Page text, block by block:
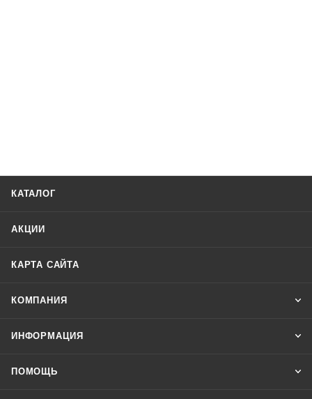
КАТАЛОГ
АКЦИИ
КАРТА САЙТА
КОМПАНИЯ
ИНФОРМАЦИЯ
ПОМОЩЬ